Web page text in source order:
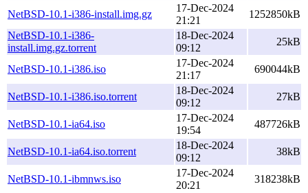
NetBSD-10.1-i386-install.img.gz
17-Dec-2024
21:21
1252850kB
NetBSD-10.1-i386-
install.img.gz.torrent
18-Dec-2024
09:12
25kB
NetBSD-10.1-i386.iso
17-Dec-2024
21:17
690044kB
NetBSD-10.1-i386.iso.torrent
18-Dec-2024
09:12
27kB
NetBSD-10.1-ia64.iso
17-Dec-2024
19:54
487726kB
NetBSD-10.1-ia64.iso.torrent
18-Dec-2024
09:12
38kB
NetBSD-10.1-ibmnws.iso
17-Dec-2024
20:21
318238kB